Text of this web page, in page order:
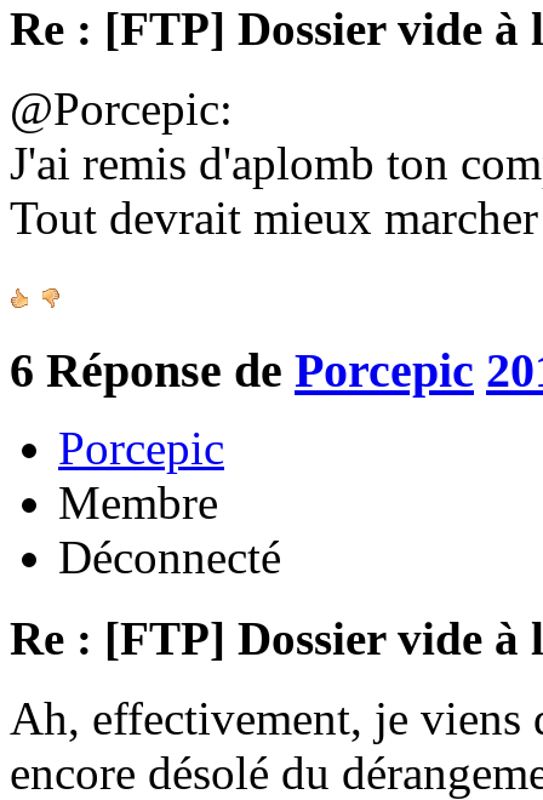
Re : [FTP] Dossier vide à
@Porcepic:
J'ai remis d'aplomb ton
Tout devrait mieux
6 Réponse de Porcepic
Porcepic
Membre
Déconnecté
Re : [FTP] Dossier vide à
Ah, effectivement, je
encore désolé du